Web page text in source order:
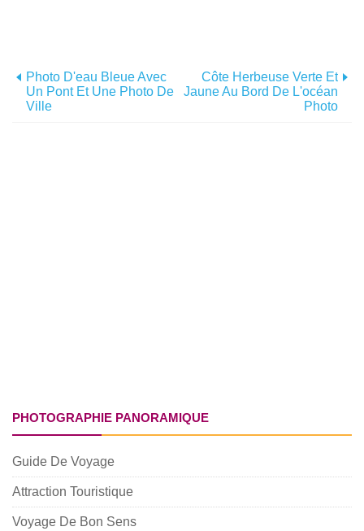
Photo D'eau Bleue Avec
Un Pont Et Une Photo De
Ville
Côte Herbeuse Verte Et
Jaune Au Bord De L'océan
Photo
PHOTOGRAPHIE PANORAMIQUE
Guide De Voyage
Attraction Touristique
Voyage De Bon Sens